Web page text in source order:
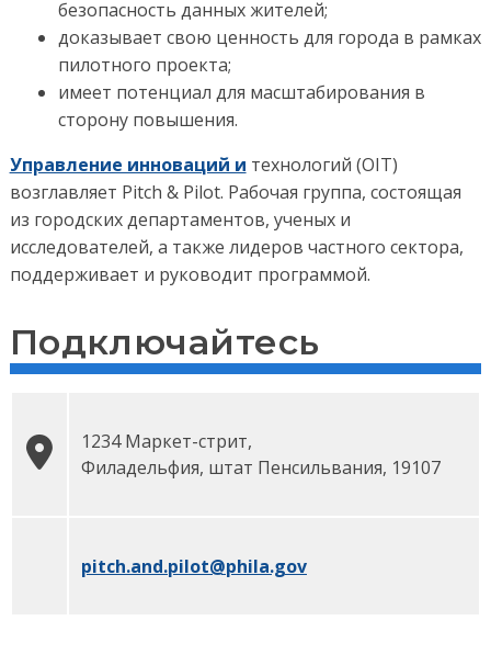
безопасность данных жителей;
доказывает свою ценность для города в рамках
пилотного проекта;
имеет потенциал для масштабирования в
сторону повышения.
Управление инноваций и технологий (OIT)
возглавляет Pitch & Pilot. Рабочая группа, состоящая
из городских департаментов, ученых и
исследователей, а также лидеров частного сектора,
поддерживает и руководит программой.
Подключайтесь
1234 Маркет-стрит,
Филадельфия, штат Пенсильвания, 19107
pitch.and.pilot@phila.gov